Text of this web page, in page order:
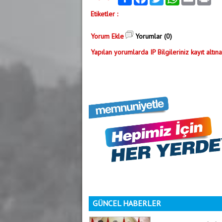
Etiketler :
Yorum Ekle
Yorumlar (0)
Yapılan yorumlarda IP Bilgileriniz kayıt
GÜNCEL HABERLER